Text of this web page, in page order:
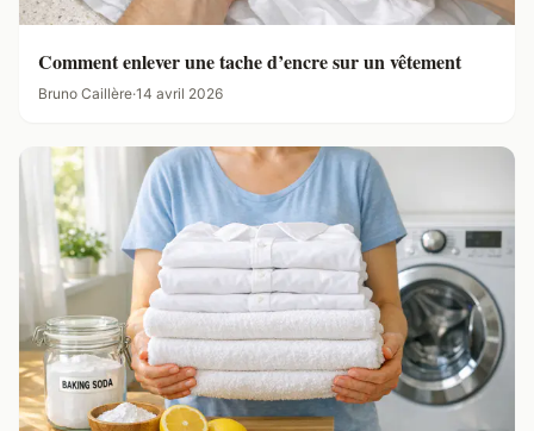
Comment enlever une tache d’encre sur un vêtement
Bruno Caillère·14 avril 2026